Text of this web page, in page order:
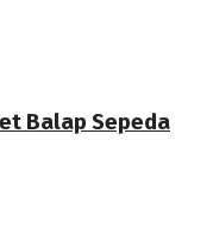
Balap Sepeda